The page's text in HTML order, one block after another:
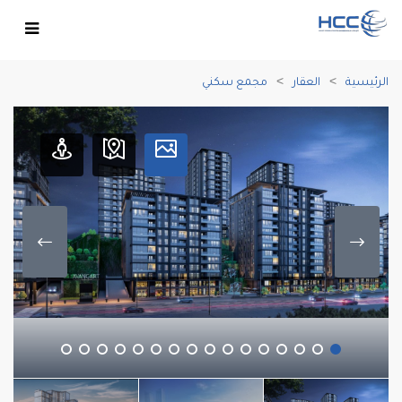
الرئيسية العقار مجمع سكني